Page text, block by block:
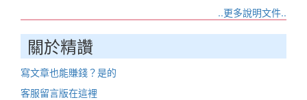
..更多說明文件..
關於精讚
寫文章也能賺錢？是的
客服留言版在這裡